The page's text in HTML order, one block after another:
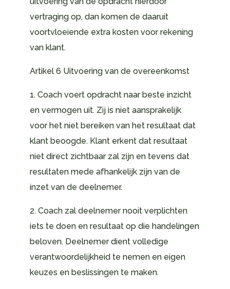
vertraging op, dan komen de daaruit
voortvloeiende extra kosten voor rekening
van klant.
Artikel 6 Uitvoering van de overeenkomst
1. Coach voert opdracht naar beste inzicht
en vermogen uit. Zij is niet aansprakelijk
voor het niet bereiken van het resultaat dat
klant beoogde. Klant erkent dat resultaat
niet direct zichtbaar zal zijn en tevens dat
resultaten mede afhankelijk zijn van de
inzet van de deelnemer.
2. Coach zal deelnemer nooit verplichten
iets te doen en resultaat op die handelingen
beloven. Deelnemer dient volledige
verantwoordelijkheid te nemen en eigen
keuzes en beslissingen te maken.